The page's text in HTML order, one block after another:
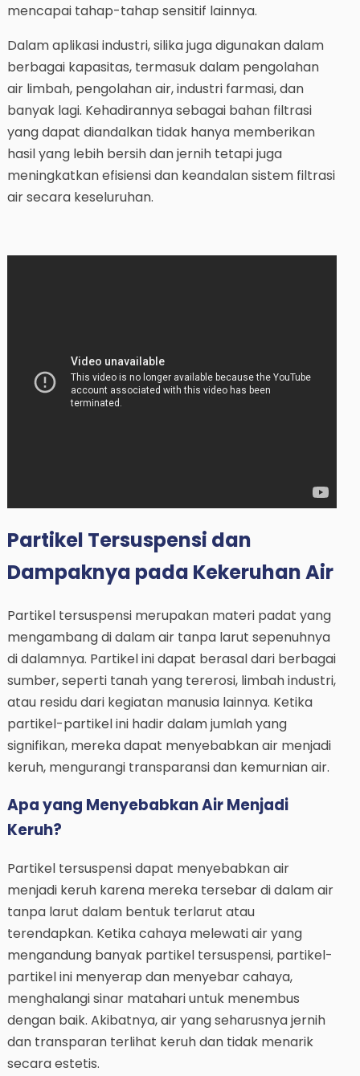
mencapai tahap-tahap sensitif lainnya.
Dalam aplikasi industri, silika juga digunakan dalam
berbagai kapasitas, termasuk dalam pengolahan
air limbah, pengolahan air, industri farmasi, dan
banyak lagi. Kehadirannya sebagai bahan filtrasi
yang dapat diandalkan tidak hanya memberikan
hasil yang lebih bersih dan jernih tetapi juga
meningkatkan efisiensi dan keandalan sistem filtrasi
air secara keseluruhan.
Partikel Tersuspensi dan
Dampaknya pada Kekeruhan Air
Partikel tersuspensi merupakan materi padat yang
mengambang di dalam air tanpa larut sepenuhnya
di dalamnya. Partikel ini dapat berasal dari berbagai
sumber, seperti tanah yang tererosi, limbah industri,
atau residu dari kegiatan manusia lainnya. Ketika
partikel-partikel ini hadir dalam jumlah yang
signifikan, mereka dapat menyebabkan air menjadi
keruh, mengurangi transparansi dan kemurnian air.
Apa yang Menyebabkan Air Menjadi
Keruh?
Partikel tersuspensi dapat menyebabkan air
menjadi keruh karena mereka tersebar di dalam air
tanpa larut dalam bentuk terlarut atau
terendapkan. Ketika cahaya melewati air yang
mengandung banyak partikel tersuspensi, partikel-
partikel ini menyerap dan menyebar cahaya,
menghalangi sinar matahari untuk menembus
dengan baik. Akibatnya, air yang seharusnya jernih
dan transparan terlihat keruh dan tidak menarik
secara estetis.